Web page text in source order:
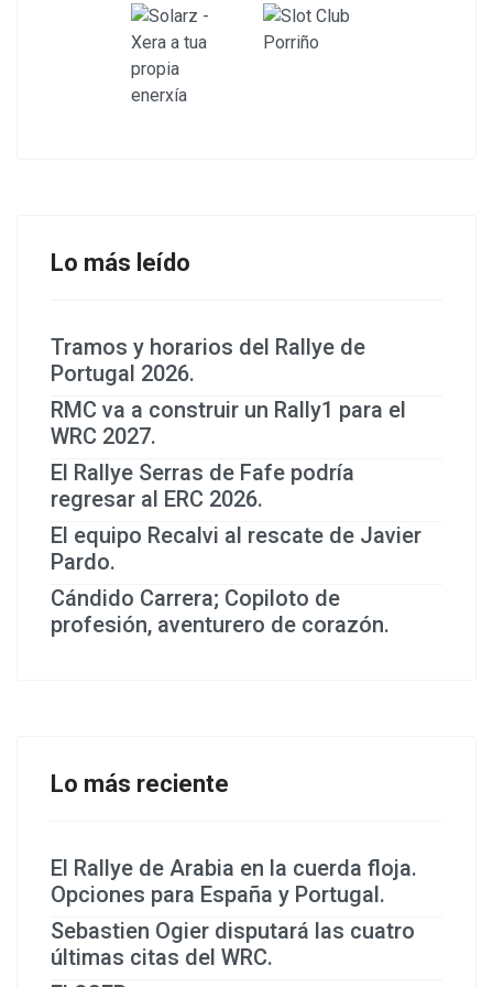
Lo más leído
Tramos y horarios del Rallye de
Portugal 2026.
RMC va a construir un Rally1 para el
WRC 2027.
El Rallye Serras de Fafe podría
regresar al ERC 2026.
El equipo Recalvi al rescate de Javier
Pardo.
Cándido Carrera; Copiloto de
profesión, aventurero de corazón.
Lo más reciente
El Rallye de Arabia en la cuerda floja.
Opciones para España y Portugal.
Sebastien Ogier disputará las cuatro
últimas citas del WRC.